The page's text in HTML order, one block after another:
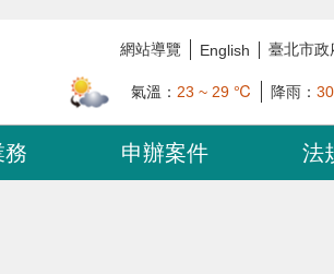
網站導覽 English 臺北市政
氣溫： 23 ~ 29 ℃ 降雨：
務 申辦案件 法